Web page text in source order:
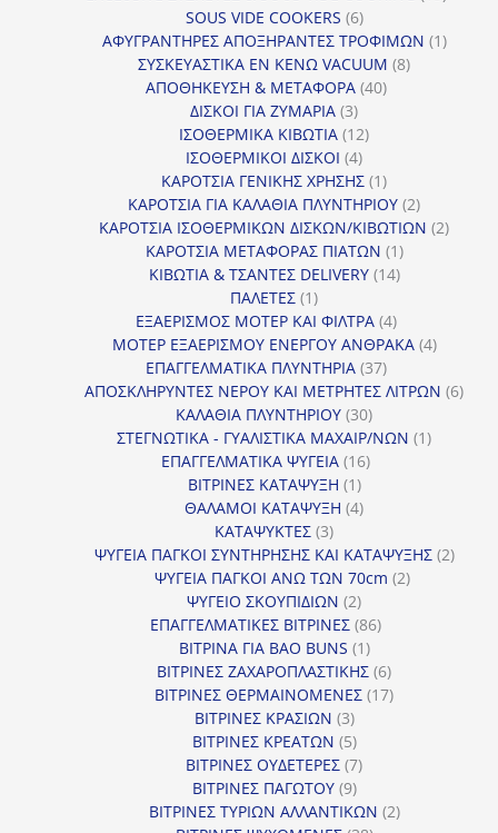
SOUS VIDE COOKERS 66
προϊόντα
ΑΦΥΓΡΑΝΤΗΡΕΣ ΑΠΟΞΗΡΑΝΤΕΣ ΤΡΟΦΙΜΩΝ 11
ΣΥΣΚΕΥΑΣΤΙΚΑ ΕΝ ΚΕΝΩ VACUUM 88
ΑΠΟΘΗΚΕΥΣΗ & ΜΕΤΑΦΟΡΑ 4040
ΔΙΣΚΟΙ ΓΙΑ ΖΥΜΑΡΙΑ 33
προϊόντα
ΙΣΟΘΕΡΜΙΚΑ ΚΙΒΩΤΙΑ 1212
ΙΣΟΘΕΡΜΙΚΟΙ ΔΙΣΚΟΙ 44
προϊόντα
ΚΑΡΟΤΣΙΑ ΓΕΝΙΚΗΣ ΧΡΗΣΗΣ 11
προϊόν
ΚΑΡΟΤΣΙΑ ΓΙΑ ΚΑΛΑΘΙΑ ΠΛΥΝΤΗΡΙΟΥ 22
προϊόντα
ΚΑΡΟΤΣΙΑ ΙΣΟΘΕΡΜΙΚΩΝ ΔΙΣΚΩΝ/ΚΙΒΩΤΙΩΝ 22
ΚΑΡΟΤΣΙΑ ΜΕΤΑΦΟΡΑΣ ΠΙΑΤΩΝ 11
προϊόν
ΚΙΒΩΤΙΑ & ΤΣΑΝΤΕΣ DELIVERY 1414
ΠΑΛΕΤΕΣ 11
προϊόν
ΕΞΑΕΡΙΣΜΟΣ ΜΟΤΕΡ ΚΑΙ ΦΙΛΤΡΑ 44
προϊόντα
ΜΟΤΕΡ ΕΞΑΕΡΙΣΜΟΥ ΕΝΕΡΓΟΥ ΑΝΘΡΑΚΑ 44
ΕΠΑΓΓΕΛΜΑΤΙΚΑ ΠΛΥΝΤΗΡΙΑ 3737
προϊόντα
ΑΠΟΣΚΛΗΡΥΝΤΕΣ ΝΕΡΟΥ ΚΑΙ ΜΕΤΡΗΤΕΣ ΛΙΤΡΩΝ 66
ΚΑΛΑΘΙΑ ΠΛΥΝΤΗΡΙΟΥ 3030
προϊόντα
ΣΤΕΓΝΩΤΙΚΑ - ΓΥΑΛΙΣΤΙΚΑ ΜΑΧΑΙΡ/ΝΩΝ 11
ΕΠΑΓΓΕΛΜΑΤΙΚΑ ΨΥΓΕΙΑ 1616
ΒΙΤΡΙΝΕΣ ΚΑΤΑΨΥΞΗ 11
προϊόν
ΘΑΛΑΜΟΙ ΚΑΤΑΨΥΞΗ 44
ΚΑΤΑΨΥΚΤΕΣ 33
προϊόντα
ΨΥΓΕΙΑ ΠΑΓΚΟΙ ΣΥΝΤΗΡΗΣΗΣ ΚΑΙ ΚΑΤΑΨΥΞΗΣ 22
ΨΥΓΕΙΑ ΠΑΓΚΟΙ ΑΝΩ ΤΩΝ 70cm 22
ΨΥΓΕΙΟ ΣΚΟΥΠΙΔΙΩΝ 22
προϊόντα
ΕΠΑΓΓΕΛΜΑΤΙΚΕΣ ΒΙΤΡΙΝΕΣ 8686
ΒΙΤΡΙΝΑ ΓΙΑ BAO BUNS 11
προϊόν
ΒΙΤΡΙΝΕΣ ΖΑΧΑΡΟΠΛΑΣΤΙΚΗΣ 66
προϊόντα
ΒΙΤΡΙΝΕΣ ΘΕΡΜΑΙΝΟΜΕΝΕΣ 1717
ΒΙΤΡΙΝΕΣ ΚΡΑΣΙΩΝ 33
προϊόντα
ΒΙΤΡΙΝΕΣ ΚΡΕΑΤΩΝ 55
προϊόντα
ΒΙΤΡΙΝΕΣ ΟΥΔΕΤΕΡΕΣ 77
ΒΙΤΡΙΝΕΣ ΠΑΓΩΤΟΥ 99
προϊόντα
ΒΙΤΡΙΝΕΣ ΤΥΡΙΩΝ ΑΛΛΑΝΤΙΚΩΝ 22